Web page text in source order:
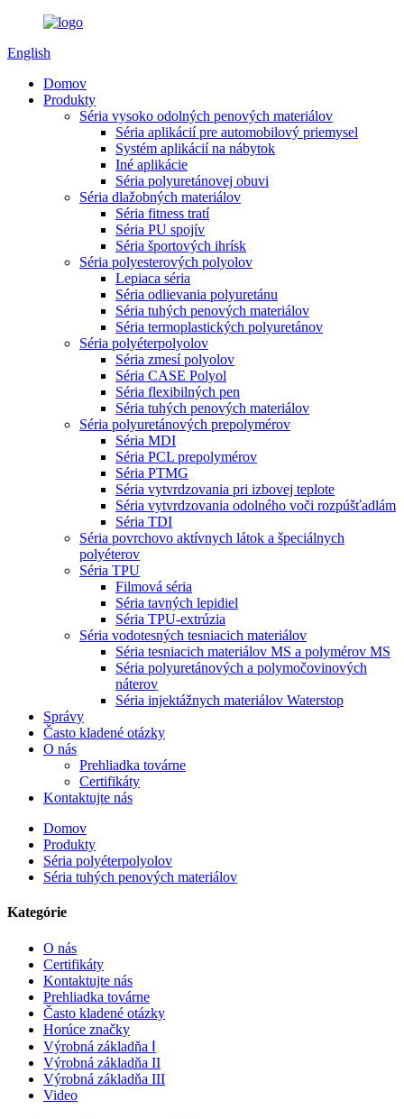
English
Domov
Produkty
Séria vysoko odolných penových materiálov
Séria aplikácií pre automobilový priemysel
Systém aplikácií na nábytok
Iné aplikácie
Séria polyuretánovej obuvi
Séria dlažobných materiálov
Séria fitness tratí
Séria PU spojív
Séria športových ihrísk
Séria polyesterových polyolov
Lepiaca séria
Séria odlievania polyuretánu
Séria tuhých penových materiálov
Séria termoplastických polyuretánov
Séria polyéterpolyolov
Séria zmesí polyolov
Séria CASE Polyol
Séria flexibilných pen
Séria tuhých penových materiálov
Séria polyuretánových prepolymérov
Séria MDI
Séria PCL prepolymérov
Séria PTMG
Séria vytvrdzovania pri izbovej teplote
Séria vytvrdzovania odolného voči rozpúšťadlám
Séria TDI
Séria povrchovo aktívnych látok a špeciálnych
polyéterov
Séria TPU
Filmová séria
Séria tavných lepidiel
Séria TPU-extrúzia
Séria vodotesných tesniacich materiálov
Séria tesniacich materiálov MS a polymérov MS
Séria polyuretánových a polymočovinových
náterov
Séria injektážnych materiálov Waterstop
Správy
Často kladené otázky
O nás
Prehliadka továrne
Certifikáty
Kontaktujte nás
Domov
Produkty
Séria polyéterpolyolov
Séria tuhých penových materiálov
Kategórie
O nás
Certifikáty
Kontaktujte nás
Prehliadka továrne
Často kladené otázky
Horúce značky
Výrobná základňa Ⅰ
Výrobná základňa II
Výrobná základňa III
Video